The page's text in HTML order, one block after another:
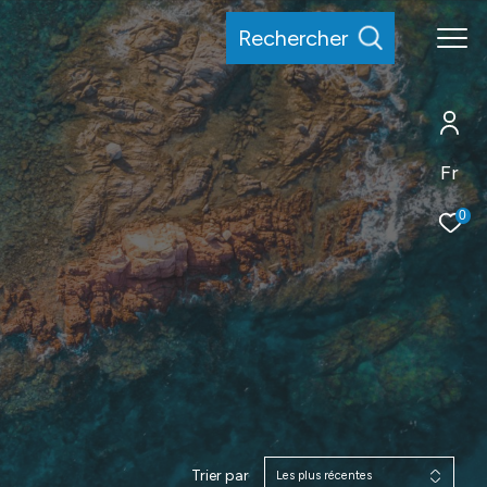
Fr
0
rechercher
Trier par Les plus récentes